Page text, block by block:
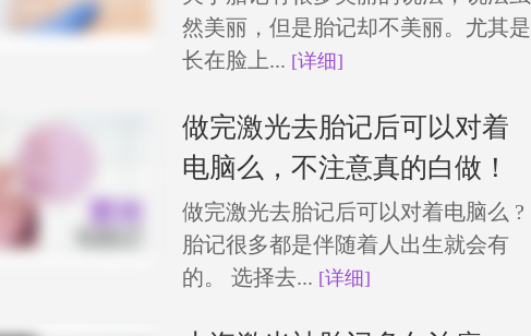
然美丽，但是胎记却不美丽。尤其是
长在脸上... [详细]
做完激光去胎记后可以对着
电脑么，不注意真的白做！
做完激光去胎记后可以对着电脑么 ?
胎记很多都是伴随着人出生就会有
的。 选择去... [详细]